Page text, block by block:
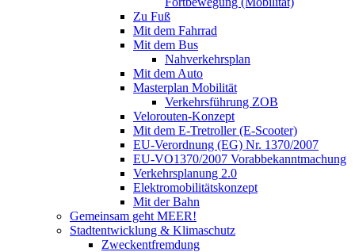
Zu Fuß
Mit dem Fahrrad
Mit dem Bus
Nahverkehrsplan
Mit dem Auto
Masterplan Mobilität
Verkehrsführung ZOB
Velorouten-Konzept
Mit dem E-Tretroller (E-Scooter)
EU-Verordnung (EG) Nr. 1370/2007
EU-VO1370/2007 Vorabbekanntmachung
Verkehrsplanung 2.0
Elektromobilitätskonzept
Mit der Bahn
Gemeinsam geht MEER!
Stadtentwicklung & Klimaschutz
Zweckentfremdung